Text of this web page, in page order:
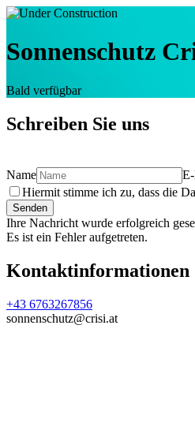
Sonnenschutz
Bald verfügbar
Schreiben Sie uns
Name
Hiermit stimme ich zu, dass die
Senden
Ihre Nachricht wurde erfolgreich
Es ist ein Fehler aufgetreten.
Kontaktinformationen
+43 6763267856
sonnenschutz@crisi.at